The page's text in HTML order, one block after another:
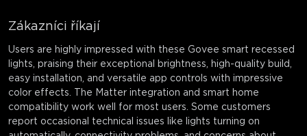
Zákazníci říkají
Users are highly impressed with these Govee smart recessed
lights, praising their exceptional brightness, high-quality build,
easy installation, and versatile app controls with impressive
color effects. The Matter integration and smart home
compatibility work well for most users. Some customers
report occasional technical issues like lights turning on